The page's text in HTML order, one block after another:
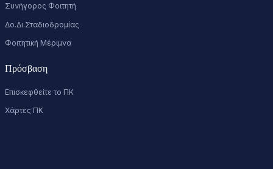
Συνήγορος Φοιτητή
Δο.Δι.Σταδιοδρομίας
Φοιτητική Μέριμνα
Πρόσβαση
Επισκεφθείτε το ΠΚ
Χάρτες ΠΚ